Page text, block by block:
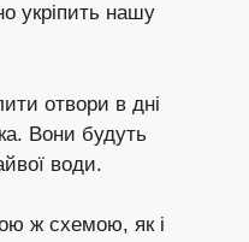
укріпить нашу
отвори в дні
Вони будуть
води.
ж схемою, як і